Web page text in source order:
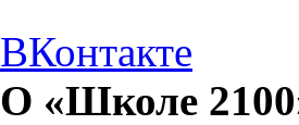
ВКонтакте
О «Школе